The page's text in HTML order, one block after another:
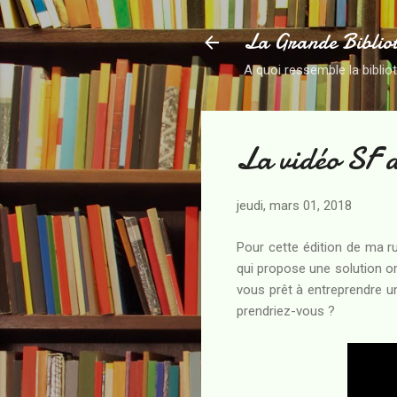
La Grande
A quoi ressemble la
La vidéo SF
jeudi, mars 01, 2018
Pour cette édition de ma
qui propose une solution
vous prêt à entreprendre
prendriez-vous ?